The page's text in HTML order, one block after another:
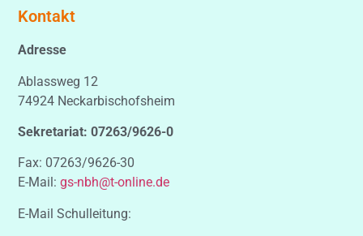
Kontakt
Adresse
Ablassweg 12
74924 Neckarbischofsheim
Sekretariat: 07263/9626-0
Fax: 07263/9626-30
E-Mail:gs-nbh@t-online.de
E-Mail Schulleitung: